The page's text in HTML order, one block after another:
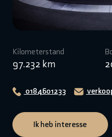
Kilometerstand
97.232 km
0184601233
Ik heb interesse